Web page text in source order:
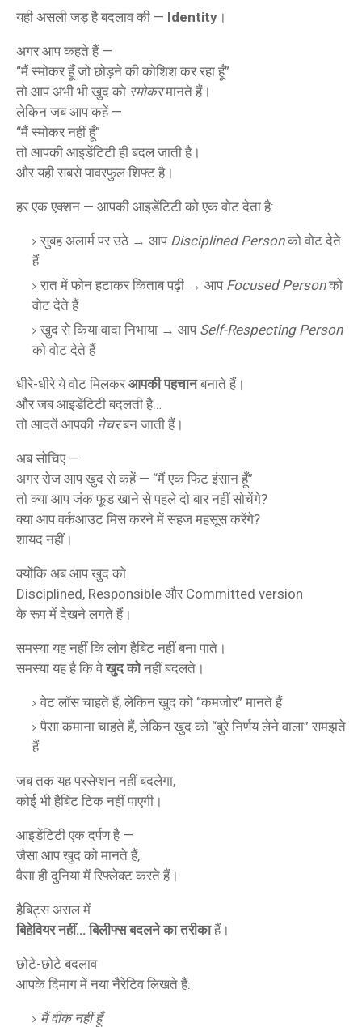
यही असली जड़ है बदलाव की — Identity ।
अगर आप कहते हैं —
“मैं स्मोकर हूँ जो छोड़ने की कोशिश कर रहा हूँ”
तो आप अभी भी खुद को स्मोकरमानते हैं।
लेकिन जब आप कहें —
“मैं स्मोकर नहीं हूँ”
तो आपकी आइडेंटिटी ही बदल जाती है।
और यही सबसे पावरफुल शिफ्ट है।
हर एक एक्शन — आपकी आइडेंटिटी को एक वोट देता है:
सुबह अलार्म पर उठे → आप Disciplined Personको वोट देते
हैं
रात में फोन हटाकर किताब पढ़ी → आप Focused Personको
वोट देते हैं
खुद से किया वादा निभाया → आप Self-Respecting Person
को वोट देते हैं
धीरे-धीरे ये वोट मिलकरआपकी पहचानबनाते हैं।
और जब आइडेंटिटी बदलती है…
तो आदतें आपकी नेचरबन जाती हैं।
अब सोचिए —
अगर रोज आप खुद से कहें — “मैं एक फिट इंसान हूँ”
तो क्या आप जंक फूड खाने से पहले दो बार नहीं सोचेंगे?
क्या आप वर्कआउट मिस करने में सहज महसूस करेंगे?
शायद नहीं।
क्योंकि अब आप खुद को
Disciplined, Responsible और Committed version
के रूप में देखने लगते हैं।
समस्या यह नहीं कि लोग हैबिट नहीं बना पाते।
समस्या यह है कि वेखुद कोनहीं बदलते।
वेट लॉस चाहते हैं, लेकिन खुद को “कमजोर” मानते हैं
पैसा कमाना चाहते हैं, लेकिन खुद को “बुरे निर्णय लेने वाला” समझते
हैं
जब तक यह परसेप्शन नहीं बदलेगा,
कोई भी हैबिट टिक नहीं पाएगी।
आइडेंटिटी एक दर्पण है —
जैसा आप खुद को मानते हैं,
वैसा ही दुनिया में रिफ्लेक्ट करते हैं।
हैबिट्स असल में
बिहेवियर नहीं… बिलीफ्स बदलने का तरीकाहैं।
छोटे-छोटे बदलाव
आपके दिमाग में नया नैरेटिव लिखते हैं:
मैं वीक नहीं हूँ